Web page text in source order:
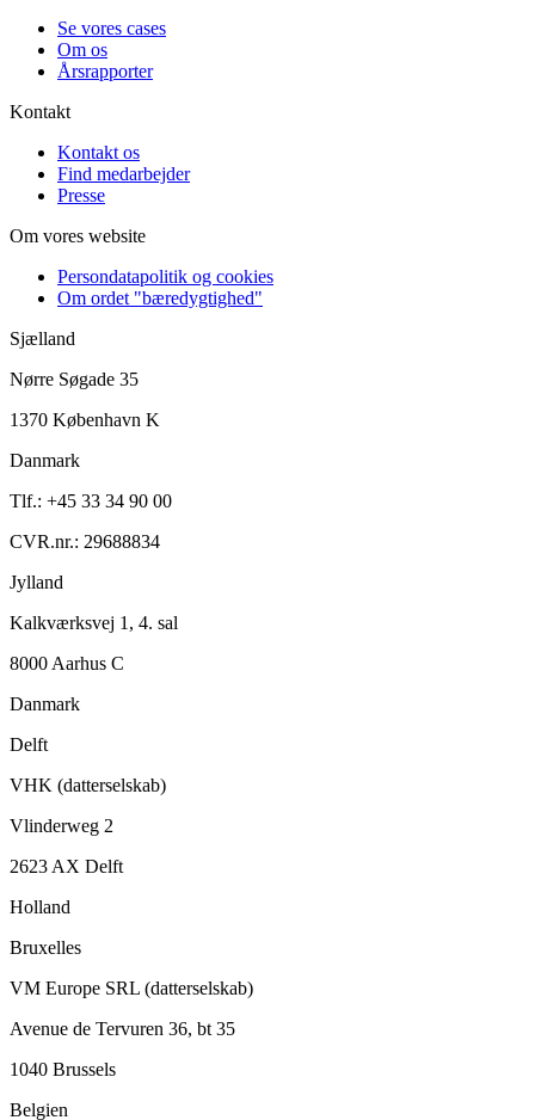
Se vores cases
Om os
Årsrapporter
Kontakt
Kontakt os
Find medarbejder
Presse
Om vores website
Persondatapolitik og cookies
Om ordet "bæredygtighed"
Sjælland
Nørre Søgade 35
1370 København K
Danmark
Tlf.: +45 33 34 90 00
CVR.nr.: 29688834
Jylland
Kalkværksvej 1, 4. sal
8000 Aarhus C
Danmark
Delft
VHK (datterselskab)
Vlinderweg 2
2623 AX Delft
Holland
Bruxelles
VM Europe SRL (datterselskab)
Avenue de Tervuren 36, bt 35
1040 Brussels
Belgien